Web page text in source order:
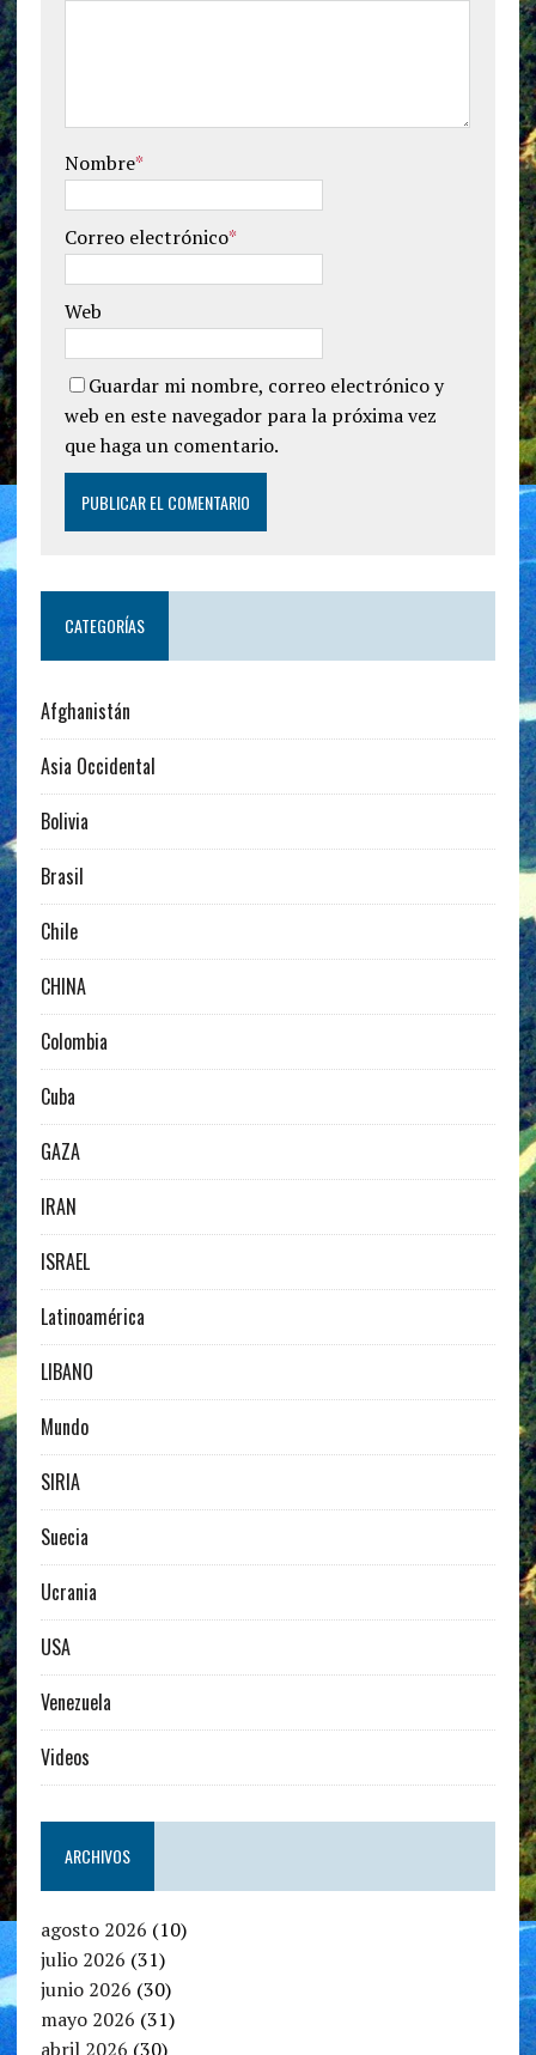
Nombre*
Correo electrónico*
Web
Guardar mi nombre, correo electrónico y
web en este navegador para la próxima vez
que haga un comentario.
CATEGORÍAS
Afghanistán
Asia Occidental
Bolivia
Brasil
Chile
CHINA
Colombia
Cuba
GAZA
IRAN
ISRAEL
Latinoamérica
LIBANO
Mundo
SIRIA
Suecia
Ucrania
USA
Venezuela
Videos
ARCHIVOS
agosto 2026 (10)
julio 2026 (31)
junio 2026 (30)
mayo 2026 (31)
abril 2026 (30)